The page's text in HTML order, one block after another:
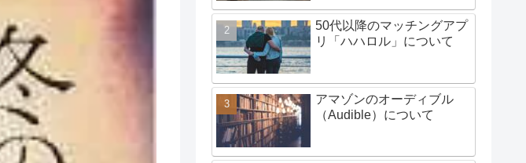
50代以降のマッチングアプ
リ「ハハロル」について
アマゾンのオーディブル
（Audible）について